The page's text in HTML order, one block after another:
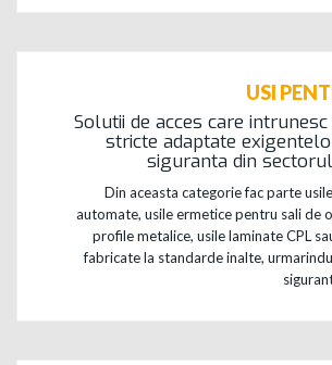
USI
Solutii de acces care
stricte adaptate
siguranta din
Din aceasta categorie fac parte
automate, usile ermetice pentru sali de
profile metalice, usile laminate CPL
fabricate la standarde inalte,